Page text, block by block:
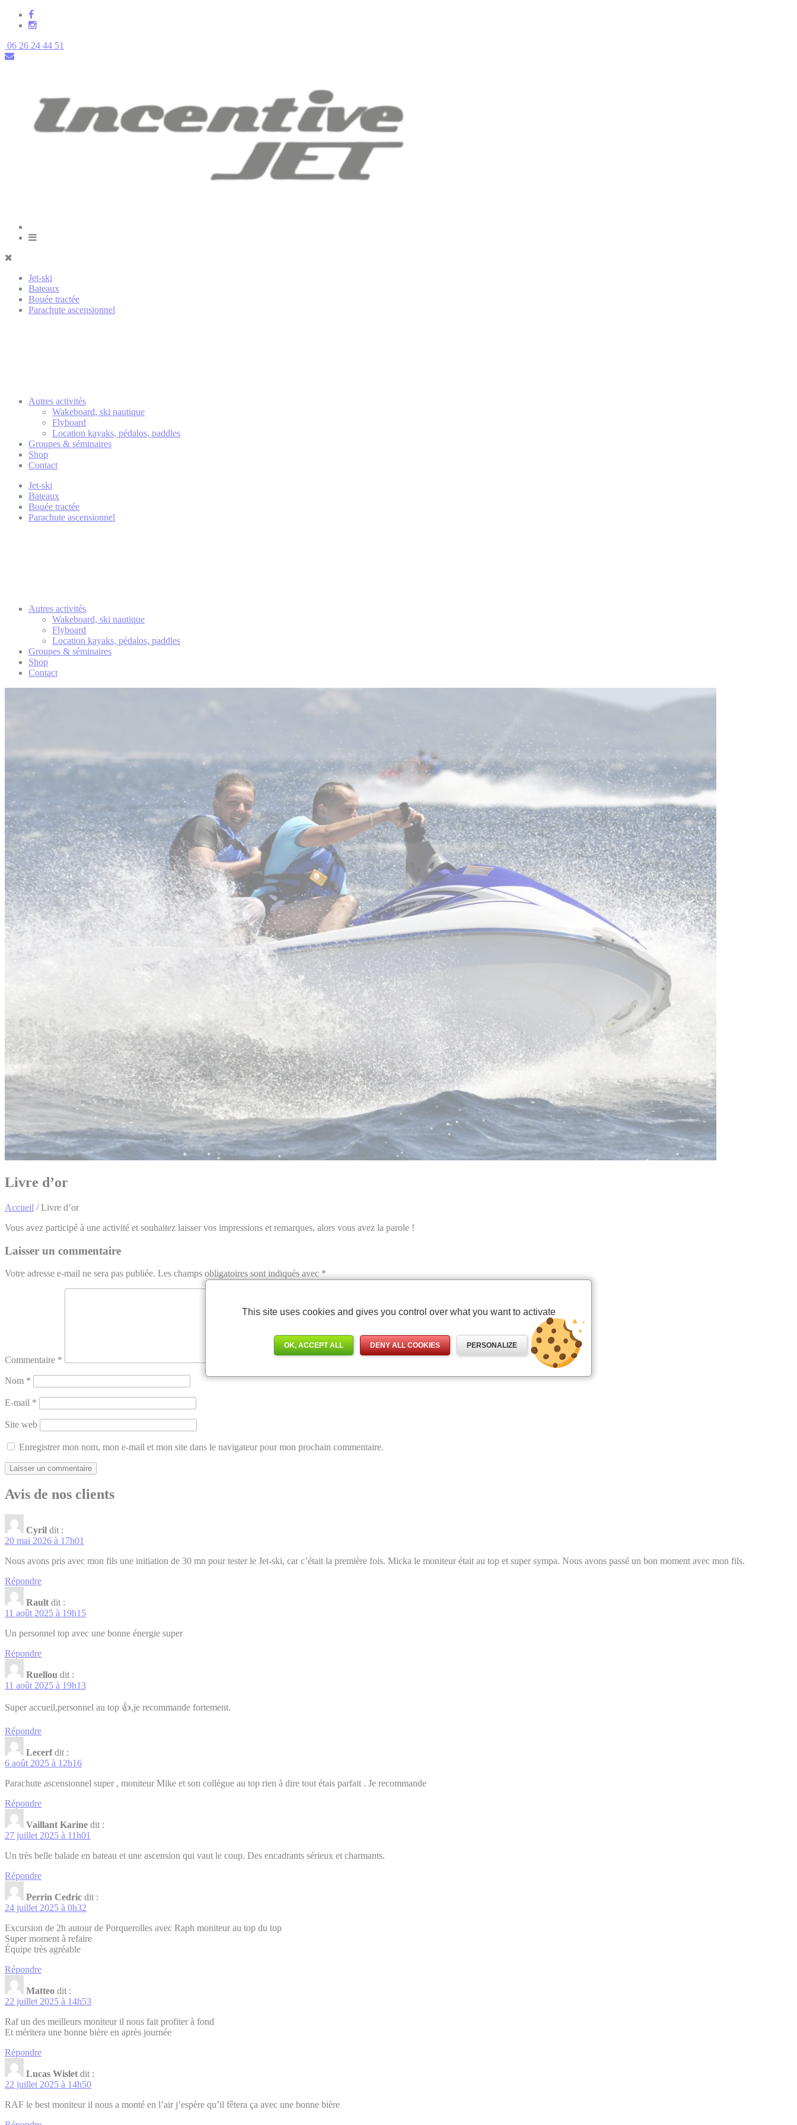
06 26 24 44 51
Jet-ski
Bateaux
Bouée tractée
Parachute ascensionnel
Autres activités
Wakeboard, ski nautique
Flyboard
Location kayaks, pédalos, paddles
Groupes & séminaires
Shop
Contact
Jet-ski
Bateaux
Bouée tractée
Parachute ascensionnel
Autres activités
Wakeboard, ski nautique
Flyboard
Location kayaks, pédalos, paddles
Groupes & séminaires
Shop
Contact
Livre d’or
Accueil /Livre d’or
Vous avez participé à une activité et souhaitez laisser vos impressions et remarques, alors vous avez la parole !
Laisser un commentaire
Votre adresse e-mail ne sera pas publiée. Les champs obligatoires sont indiqués avec *
Commentaire *
Nom *
E-mail *
Site web
Enregistrer mon nom, mon e-mail et mon site dans le navigateur pour mon prochain commentaire.
Avis de nos clients
Cyril dit :
20 mai 2026 à 17h01
Nous avons pris avec mon fils une initiation de 30 mn pour tester le Jet-ski, car c’était la première fois. Micka le moniteur était au top et super sympa. Nous avons passé un bon moment avec mon fils.
Répondre
Rault dit :
11 août 2025 à 19h15
Un personnel top avec une bonne énergie super
Répondre
Ruellou dit :
11 août 2025 à 19h13
Super accueil,personnel au top 👍,je recommande fortement.
Répondre
Lecerf dit :
6 août 2025 à 12h16
Parachute ascensionnel super , moniteur Mike et son collègue au top rien à dire tout étais parfait . Je recommande
Répondre
Vaillant Karine dit :
27 juillet 2025 à 11h01
Un très belle balade en bateau et une ascension qui vaut le coup. Des encadrants sérieux et charmants.
Répondre
Perrin Cedric dit :
24 juillet 2025 à 0h32
Excursion de 2h autour de Porquerolles avec Raph moniteur au top du top
Super moment à refaire
Équipe très agréable
Répondre
Matteo dit :
22 juillet 2025 à 14h53
Raf un des meilleurs moniteur il nous fait profiter à fond
Et méritera une bonne bière en après journée
Répondre
Lucas Wislet dit :
22 juillet 2025 à 14h50
RAF le best moniteur il nous a monté en l’air j’espère qu’il fêtera ça avec une bonne bière
This site uses cookies and gives you control over what you want to activate
OK, ACCEPT ALL DENY ALL COOKIES PERSONALIZE